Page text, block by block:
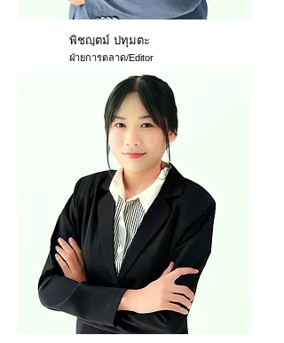
พิชญฺตม์ ปทุมตะ
ฝ่ายการตลาด/Editor